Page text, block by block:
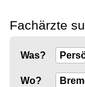
Fachärzte
Was?
Wo?